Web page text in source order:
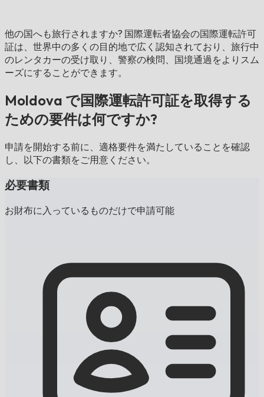
他の国へも旅行されますか? 国際運転者協会の国際運転許可
証は、世界中の多くの目的地で広く認知されており、旅行中
のレンタカーの受け取り、警察の検問、国境通過をよりスム
ーズにすることができます。
Moldova で国際運転許可証を取得する
ための要件は何ですか?
申請を開始する前に、適格要件を満たしていることを確認
し、以下の書類をご用意ください。
必要書類
お財布に入っているものだけで申請可能